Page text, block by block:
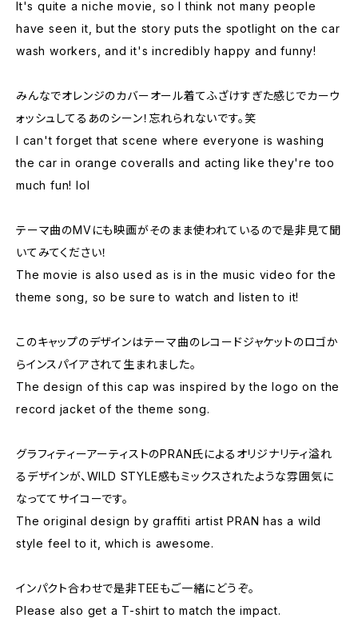
It's quite a niche movie, so I think not many people
have seen it, but the story puts the spotlight on the car
wash workers, and it's incredibly happy and funny!
みんなでオレンジのカバーオール着てふざけすぎた感じでカーウ
ォッシュしてるあのシーン！忘れられないです。笑
I can't forget that scene where everyone is washing
the car in orange coveralls and acting like they're too
much fun! lol
テーマ曲のMVにも映画がそのまま使われているので是非見て聞
いてみてください！
The movie is also used as is in the music video for the
theme song, so be sure to watch and listen to it!
このキャップのデザインはテーマ曲のレコードジャケットのロゴか
らインスパイアされて生まれました。
The design of this cap was inspired by the logo on the
record jacket of the theme song.
グラフィティーアーティストのPRAN氏によるオリジナリティ溢れ
るデザインが、WILD STYLE感もミックスされたような雰囲気に
なっててサイコーです。
The original design by graffiti artist PRAN has a wild
style feel to it, which is awesome.
インパクト合わせで是非TEEもご一緒にどうぞ。
Please also get a T-shirt to match the impact.